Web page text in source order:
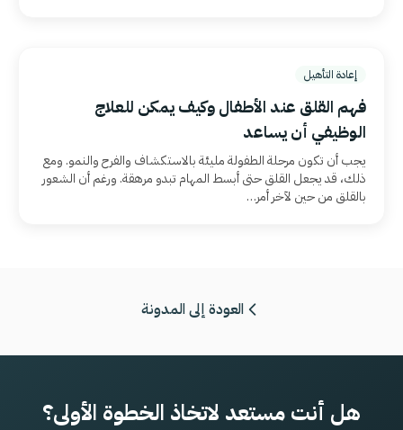
إعادة التأهيل
فهم القلق عند الأطفال وكيف يمكن للعلاج
الوظيفي أن يساعد
يجب أن تكون مرحلة الطفولة مليئة بالاستكشاف والفرح والنمو. ومع
ذلك، قد يجعل القلق حتى أبسط المهام تبدو مرهقة. ورغم أن الشعور
بالقلق من حين لآخر أمر…
العودة إلى المدونة
هل أنت مستعد لاتخاذ الخطوة الأولى؟